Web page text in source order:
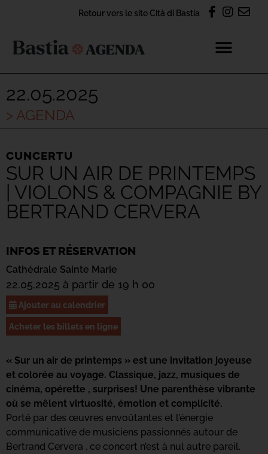
Retour vers le site Cità di Bastia
22.05.2025
> AGENDA
CUNCERTU
SUR UN AIR DE PRINTEMPS
| VIOLONS & COMPAGNIE BY
BERTRAND CERVERA
INFOS ET RÉSERVATION
Cathédrale Sainte Marie
22.05.2025 à partir de 19 h 00
Ajouter au calendrier
Acheter les billets en ligne
« Sur un air de printemps » est une invitation joyeuse
et colorée au voyage. Classique, jazz, musiques de
cinéma, opérette , surprises! Une parenthèse vibrante
où se mêlent virtuosité, émotion et complicité.
Porté par des œuvres envoûtantes et l’énergie
communicative de musiciens passionnés autour de
Bertrand Cervera , ce concert n’est à nul autre pareil.